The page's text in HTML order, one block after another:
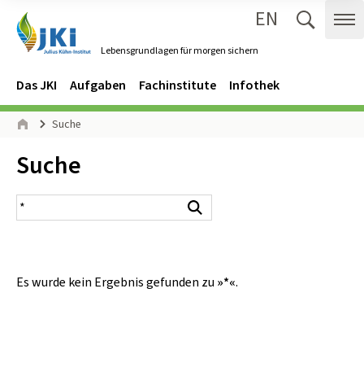
Lebensgrundlagen für morgen sichern
EN
Navigation
Hauptmenü
Das JKI Aufgaben Fachinstitute Infothek
Seitenpfad
Suche
Inhalt:
Suche
Suchergebnis
Es wurde kein Ergebnis gefunden zu »*«.